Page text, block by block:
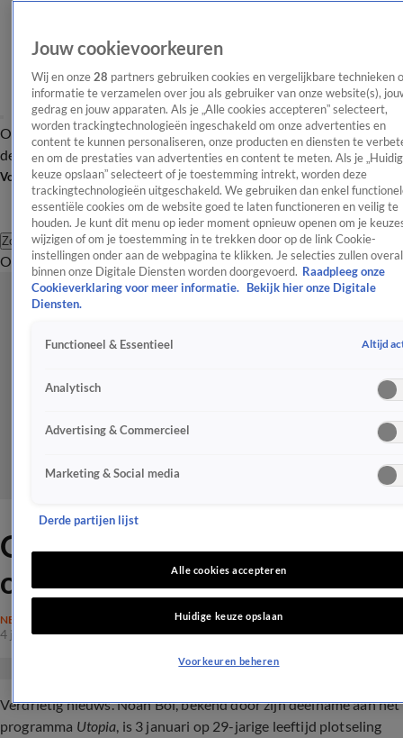
OverzichtAfleveringen Entertainment TV Algemeen
Tip
de redactieNieuwsbrief
Volg Shownieuws
Zoeken
OverzichtEntertainmentSpraakmakendRealityCrimeVideo's
Oud-Utopiaan Noah Bol (29)
overleden
NEDERLAND
4 jan 2022, 20:43
Verdrietig nieuws. Noah Bol, bekend door zijn deelname aan het
programma Utopia, is 3 januari op 29-jarige leeftijd plotseling
Jouw cookievoorkeuren
Wij en onze 28 partners gebruiken cookies en vergelijkbare technieken
informatie te verzamelen over jou als gebruiker van onze website(s),
gedrag en jouw apparaten. Als je „Alle cookies accepteren” selecteert,
worden trackingtechnologieën ingeschakeld om onze advertenties en
content te kunnen personaliseren, onze producten en diensten te
en om de prestaties van advertenties en content te meten. Als je
keuze opslaan” selecteert of je toestemming intrekt, worden deze
trackingtechnologieën uitgeschakeld. We gebruiken dan enkel
essentiële cookies om de website goed te laten functioneren en veilig te
houden. Je kunt dit menu op ieder moment opnieuw openen om je
wijzigen of om je toestemming in te trekken door op de link Cookie-
instellingen onder aan de webpagina te klikken. Je selecties zullen overal
binnen onze Digitale Diensten worden doorgevoerd. Raadpleeg onze
Cookieverklaring voor meer informatie.
Bekijk hier onze Digitale
Diensten.
Functioneel & Essentieel Altijd
Analytisch
Advertising & Commercieel
Marketing & Social media
Derde partijen lijst
Alle cookies accepteren
Huidige keuze opslaan
Voorkeuren beheren